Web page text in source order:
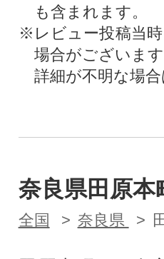
も含まれます。
※レビュー投稿当
場合がございま
詳細が不明な場
奈良県田原本
全国 奈良県